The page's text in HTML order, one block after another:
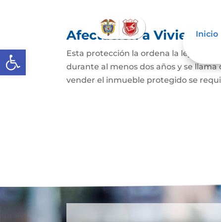
Abrir barra de herramientas
Inicio
Afectación a Vivienda
Esta protección la ordena la ley
durante al menos dos años y se
vender el inmueble protegido se